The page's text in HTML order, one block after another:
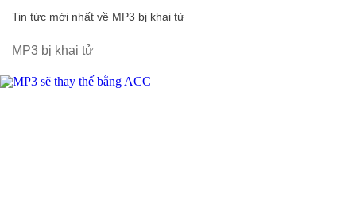
Tin tức mới nhất về MP3 bị khai tử
MP3 bị khai tử